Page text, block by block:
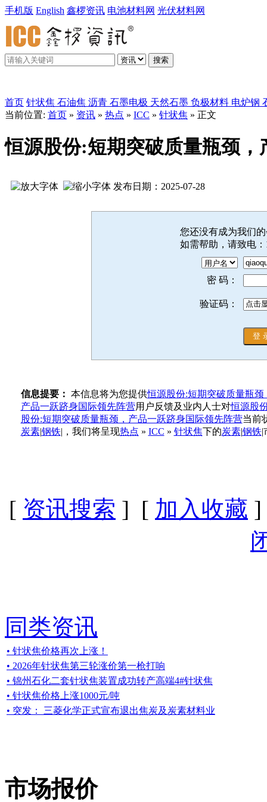
手机版 English 鑫椤资讯 电池材料网 光伏材料网
搜索
首页 针状焦 石油焦 沥青 石墨电极 天然石墨 负极材料 电炉钢
当前位置: 首页 » 资讯 » 热点 » ICC » 针状焦 » 正文
恒源股份:短期突破质量瓶颈
发布日期：2025-07-28
您还没有成为我们
如需帮助，请致电：
密 码：
验证码：
信息提要： 本信息将为您提供恒源股份:短期突破质量瓶
产品一跃跻身国际领先阵营用户反馈及业内人士对恒源股
股份:短期突破质量瓶颈，产品一跃跻身国际领先阵营当前
炭素|钢铁|，我们将呈现热点 » ICC » 针状焦下的炭素|钢铁|
[ 资讯搜索 ] [ 加入收藏
同类资讯
• 针状焦价格再次上涨！
• 2026年针状焦第三轮涨价第一枪打响
• 锦州石化二套针状焦装置成功转产高端4#针状焦
• 针状焦价格上涨1000元/吨
• 突发： 三菱化学正式宣布退出焦炭及炭素材料业
市场报价